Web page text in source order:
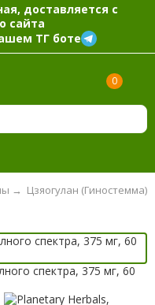
доставляется с
сайта
ТГ боте
0
→ Цзяогулан (Гиностемма)